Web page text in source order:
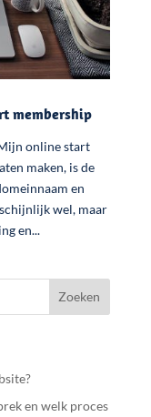
membership
online start
maken, is de
en
wel, maar
en...
en welk proces